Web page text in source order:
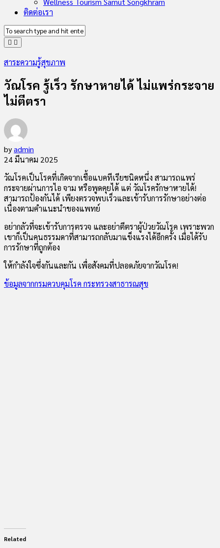
ติดต่อเรา
สาระความรู้สุขภาพ
วัณโรค รู้เร็ว รักษาหายได้ ไม่แพร่กระจาย
ไม่ตีตรา
byadmin
24 มีนาคม 2025
วัณโรคเป็นโรคที่เกิดจากเชื้อแบคทีเรียชนิดหนึ่ง สามารถแพร่
กระจายผ่านการไอ จาม หรือพูดคุยได้ แต่ วัณโรครักษาหายได้!
สามารถป้องกันได้ เพียงตรวจพบเร็วและเข้ารับการรักษาอย่างต่อ
เนื่องตามคำแนะนำของแพทย์
อย่ากลัวที่จะเข้ารับการตรวจ และอย่าตีตราผู้ป่วยวัณโรค เพราะพวก
เขาก็เป็นคนธรรมดาที่สามารถกลับมาแข็งแรงได้อีกครั้ง เมื่อได้รับ
การรักษาที่ถูกต้อง
ให้กำลังใจซึ่งกันและกัน เพื่อสังคมที่ปลอดภัยจากวัณโรค!
ข้อมูลจากกรมควบคุมโรค กระทรวงสาธารณสุข
Related